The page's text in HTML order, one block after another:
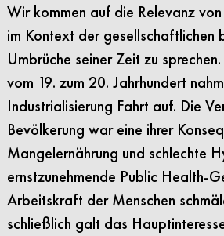
Wir kommen auf die Relevanz von
im Kontext der gesellschaftlichen
Umbrüche seiner Zeit zu
vom 19. zum 20. Jahrhundert
Industrialisierung Fahrt auf. Die
Bevölkerung war eine ihrer
Mangelernährung und schlechte
ernstzunehmende Public Health-
Arbeitskraft der Menschen
schließlich galt das